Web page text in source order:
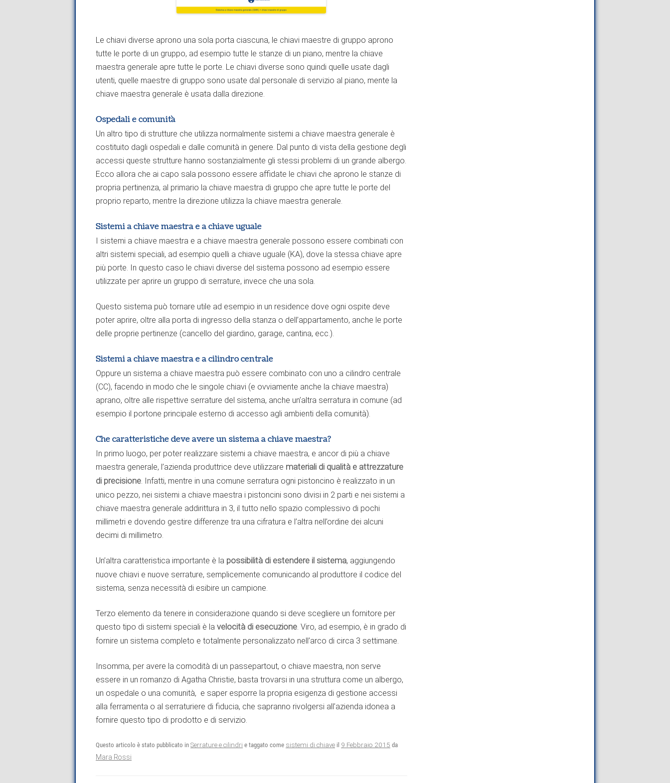
Le chiavi diverse aprono una sola porta ciascuna, le chiavi maestre di gruppo aprono
tutte le porte di un gruppo, ad esempio tutte le stanze di un piano, mentre la chiave
maestra generale apre tutte le porte. Le chiavi diverse sono quindi quelle usate dagli
utenti, quelle maestre di gruppo sono usate dal personale di servizio al piano, mente la
chiave maestra generale è usata dalla direzione.
Ospedali e comunità
Un altro tipo di strutture che utilizza normalmente sistemi a chiave maestra generale è
costituito dagli ospedali e dalle comunità in genere. Dal punto di vista della gestione degli
accessi queste strutture hanno sostanzialmente gli stessi problemi di un grande albergo.
Ecco allora che ai capo sala possono essere affidate le chiavi che aprono le stanze di
propria pertinenza, al primario la chiave maestra di gruppo che apre tutte le porte del
proprio reparto, mentre la direzione utilizza la chiave maestra generale.
Sistemi a chiave maestra e a chiave uguale
I sistemi a chiave maestra e a chiave maestra generale possono essere combinati con
altri sistemi speciali, ad esempio quelli a chiave uguale (KA), dove la stessa chiave apre
più porte. In questo caso le chiavi diverse del sistema possono ad esempio essere
utilizzate per aprire un gruppo di serrature, invece che una sola.
Questo sistema può tornare utile ad esempio in un residence dove ogni ospite deve
poter aprire, oltre alla porta di ingresso della stanza o dell’appartamento, anche le porte
delle proprie pertinenze (cancello del giardino, garage, cantina, ecc.).
Sistemi a chiave maestra e a cilindro centrale
Oppure un sistema a chiave maestra può essere combinato con uno a cilindro centrale
(CC), facendo in modo che le singole chiavi (e ovviamente anche la chiave maestra)
aprano, oltre alle rispettive serrature del sistema, anche un’altra serratura in comune (ad
esempio il portone principale esterno di accesso agli ambienti della comunità).
Che caratteristiche deve avere un sistema a chiave maestra?
In primo luogo, per poter realizzare sistemi a chiave maestra, e ancor di più a chiave
maestra generale, l’azienda produttrice deve utilizzare materiali di qualità e attrezzature
di precisione. Infatti, mentre in una comune serratura ogni pistoncino è realizzato in un
unico pezzo, nei sistemi a chiave maestra i pistoncini sono divisi in 2 parti e nei sistemi a
chiave maestra generale addirittura in 3, il tutto nello spazio complessivo di pochi
millimetri e dovendo gestire differenze tra una cifratura e l’altra nell’ordine dei alcuni
decimi di millimetro.
Un’altra caratteristica importante è la possibilità di estendere il sistema, aggiungendo
nuove chiavi e nuove serrature, semplicemente comunicando al produttore il codice del
sistema, senza necessità di esibire un campione.
Terzo elemento da tenere in considerazione quando si deve scegliere un fornitore per
questo tipo di sistemi speciali è la velocità di esecuzione. Viro, ad esempio, è in grado di
fornire un sistema completo e totalmente personalizzato nell’arco di circa 3 settimane.
Insomma, per avere la comodità di un passepartout, o chiave maestra, non serve
essere in un romanzo di Agatha Christie, basta trovarsi in una struttura come un albergo,
un ospedale o una comunità, e saper esporre la propria esigenza di gestione accessi
alla ferramenta o al serraturiere di fiducia, che sapranno rivolgersi all’azienda idonea a
fornire questo tipo di prodotto e di servizio.
Questo articolo è stato pubblicato in Serrature e cilindri e taggato come sistemi di chiave il 9 Febbraio 2015 da
Mara Rossi